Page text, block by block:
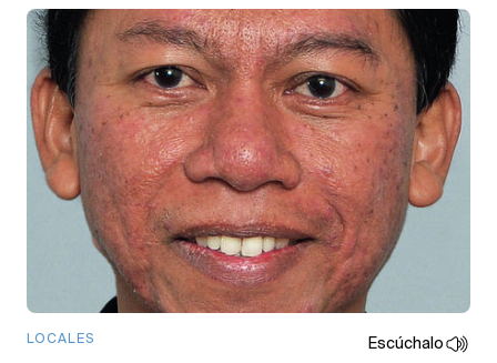
LOCALES Escúchalo